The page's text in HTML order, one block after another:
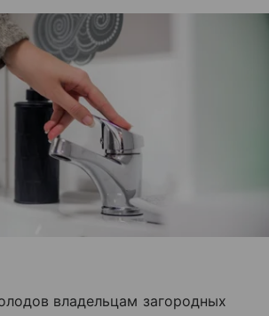
владельцам загородных